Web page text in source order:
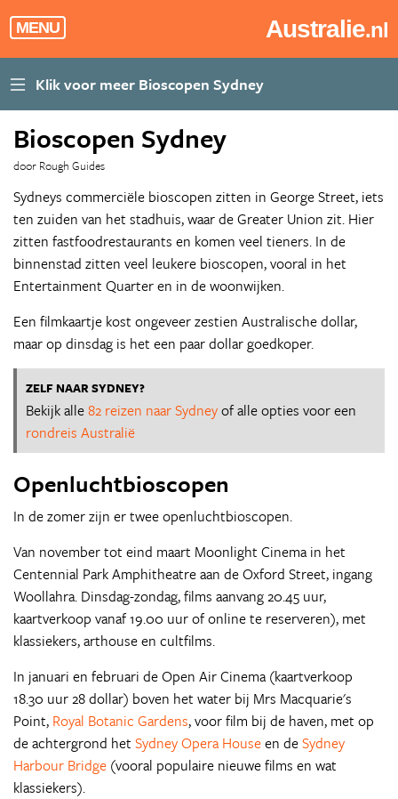
MENU Australie.nl
Bioscopen Sydney
door Rough Guides
Sydneys commerciële bioscopen zitten in George Street, iets
ten zuiden van het stadhuis, waar de Greater Union zit. Hier
zitten fastfoodrestaurants en komen veel tieners. In de
binnenstad zitten veel leukere bioscopen, vooral in het
Entertainment Quarter en in de woonwijken.
Een filmkaartje kost ongeveer zestien Australische dollar,
maar op dinsdag is het een paar dollar goedkoper.
ZELF NAAR SYDNEY?
Bekijk alle82 reizen naar Sydneyof alle opties voor een
rondreis Australië
Openluchtbioscopen
In de zomer zijn er twee openluchtbioscopen.
Van november tot eind maart Moonlight Cinema in het
Centennial Park Amphitheatre aan de Oxford Street, ingang
Woollahra. Dinsdag-zondag, films aanvang 20.45 uur,
kaartverkoop vanaf 19.00 uur of online te reserveren), met
klassiekers, arthouse en cultfilms.
In januari en februari de Open Air Cinema (kaartverkoop
18.30 uur 28 dollar) boven het water bij Mrs Macquarie's
Point, Royal Botanic Gardens, voor film bij de haven, met op
de achtergrond het Sydney Opera Houseen deSydney
Harbour Bridge (vooral populaire nieuwe films en wat
klassiekers).